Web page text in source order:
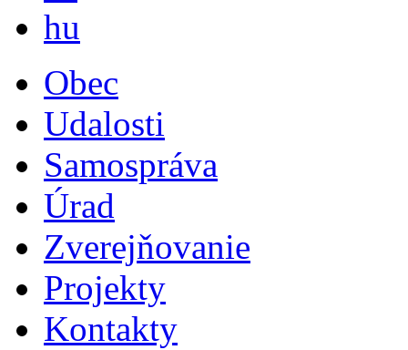
hu
Obec
Udalosti
Samospráva
Úrad
Zverejňovanie
Projekty
Kontakty